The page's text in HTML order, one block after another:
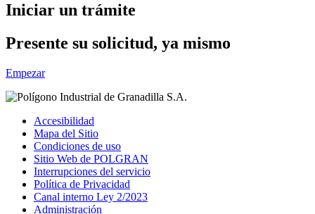
Iniciar un trámite
Presente su solicitud, ya mismo
Empezar
Accesibilidad
Mapa del Sitio
Condiciones de uso
Sitio Web de POLGRAN
Interrupciones del servicio
Política de Privacidad
Canal interno Ley 2/2023
Administración